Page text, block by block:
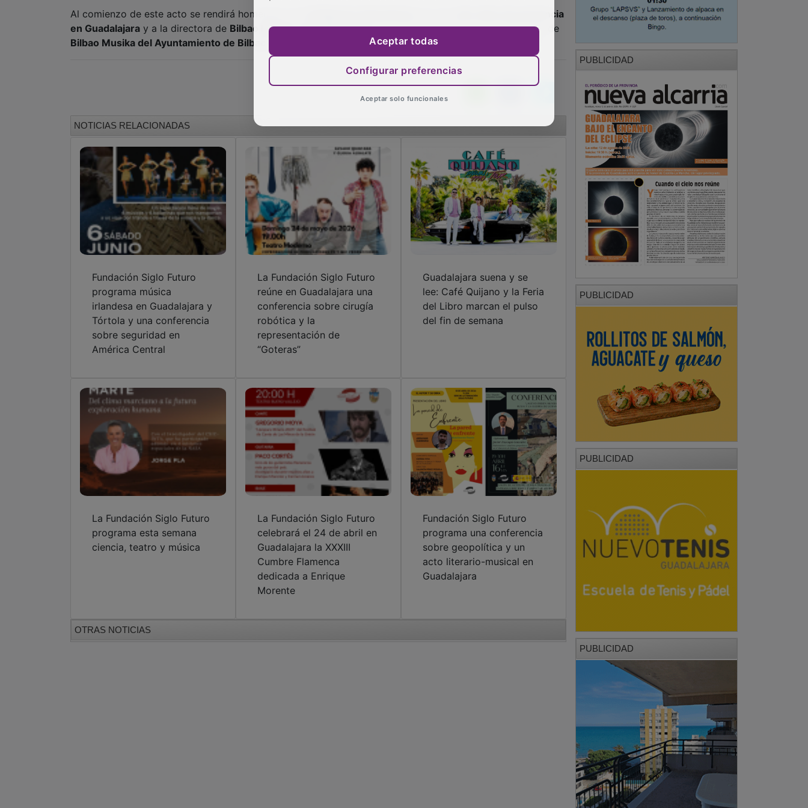
Fundación Siglo Futuro
programa música
Tórtola y una conferencia
sobre seguridad en
América Central
La Fundación Siglo Futuro
reúne en Guadalajara una
robótica y la
representación de
“Goteras”
Guadalajara suena y se
lee: Café Quijano y la Feria
del fin de semana
La Fundación Siglo Futuro
programa esta semana
La Fundación Siglo Futuro
celebrará el 24 de abril en
Cumbre Flamenca
dedicada a Enrique
Morente
Fundación Siglo Futuro
programa una conferencia
acto literario-musical en
Guadalajara
PUBLICIDAD
PUBLICIDAD
PUBLICIDAD
PUBLICIDAD
Aceptar todas
Configurar preferencias
Aceptar solo funcionales